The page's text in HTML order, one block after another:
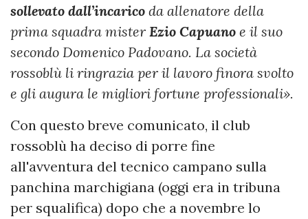
sollevato dall’incarico da allenatore della
prima squadra mister Ezio Capuano e il suo
secondo Domenico Padovano. La società
rossoblù li ringrazia per il lavoro finora svolto
e gli augura le migliori fortune professionali».
Con questo breve comunicato, il club
rossoblù ha deciso di porre fine
all'avventura del tecnico campano sulla
panchina marchigiana (oggi era in tribuna
per squalifica) dopo che a novembre lo